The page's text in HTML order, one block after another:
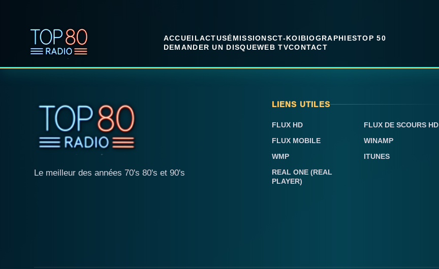
ACCUEILACTUSÉMISSIONSCT-KOIBIOGRAPHIESTOP 50
DEMANDER UN DISQUEWEB TVCONTACT
Le meilleur des années 70's 80's et 90's
LIENS UTILES
FLUX HD
FLUX DE SCOURS HD
FLUX MOBILE
WINAMP
WMP
ITUNES
REAL ONE (REAL
PLAYER)